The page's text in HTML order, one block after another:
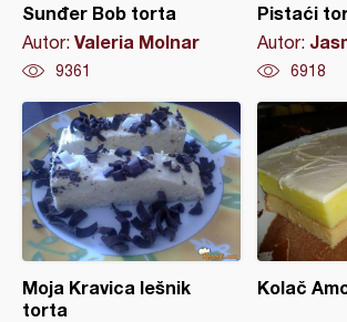
Sunđer Bob torta
Autor: Valeria Molnar
9361
Pistaći
Autor:
6918
Moja Kravica lešnik
torta
Kolač